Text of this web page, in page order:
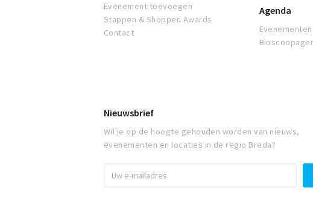
Evenement toevoegen
Stappen & Shoppen Awards
Contact
Agenda
Nieuwsbrief
Wil je op de hoogte gehouden worden van nieuws,
evenementen en locaties in de regio Breda?